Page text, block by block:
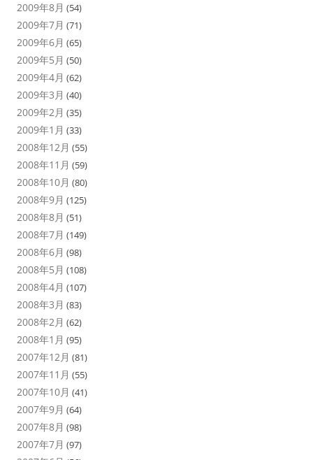
2009年8月 (54)
2009年7月 (71)
2009年6月 (65)
2009年5月 (50)
2009年4月 (62)
2009年3月 (40)
2009年2月 (35)
2009年1月 (33)
2008年12月 (55)
2008年11月 (59)
2008年10月 (80)
2008年9月 (125)
2008年8月 (51)
2008年7月 (149)
2008年6月 (98)
2008年5月 (108)
2008年4月 (107)
2008年3月 (83)
2008年2月 (62)
2008年1月 (95)
2007年12月 (81)
2007年11月 (55)
2007年10月 (41)
2007年9月 (64)
2007年8月 (98)
2007年7月 (97)